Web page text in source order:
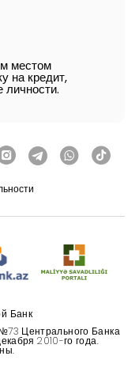
местом
на кредит,
личности.
Банк
Центрального Банка
2010-го года.